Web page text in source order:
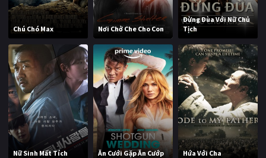
Chú Chó Max Nơi Chở Che Cho Con
Đừng Đùa Với Nữ Chủ
Tịch
Nữ Sinh Mất Tích Ăn Cưới Gặp Ăn Cướp Hứa Với Cha